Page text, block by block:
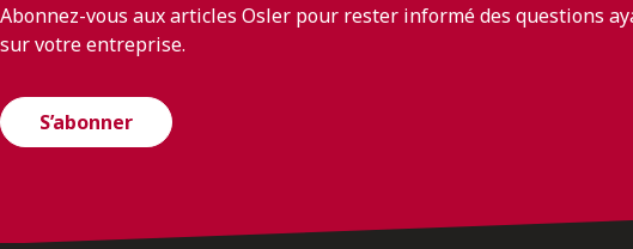
Abonnez-vous aux articles Osler pour rester informé des questions
sur votre entreprise.
S’abonner